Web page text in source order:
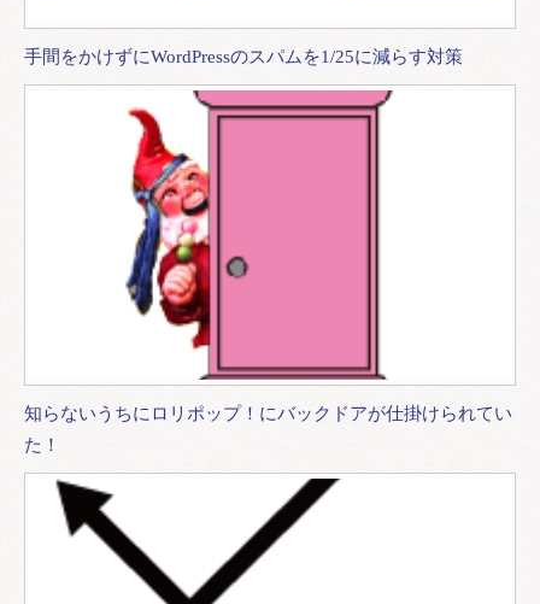
手間をかけずにWordPressのスパムを1/25に減らす対策
知らないうちにロリポップ！にバックドアが仕掛けられてい
た！